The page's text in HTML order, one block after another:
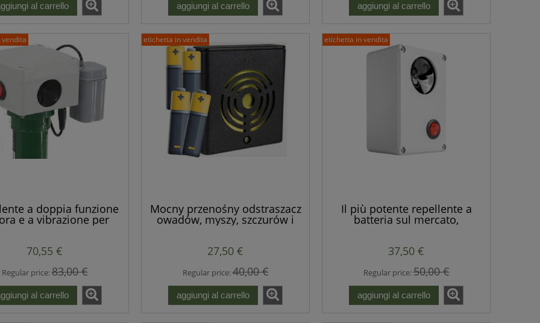
al carrello aggiungi al carrello aggiungi al carrello
a doppia funzione
e a vibrazione per
e arvicole - Produzione
70,55 €
Regular price:83,00 €
al carrello
Mocny przenośny odstraszacz
owadów, myszy, szczurów i
drobnych gryzoni na baterie.
27,50 €
Regular price:40,00 €
aggiungi al carrello
etichetta in vendita
Il più potente repellente a
batteria sul mercato,
37,50 €
Regular price:50,00 €
aggiungi al carrello
etichetta in vendita